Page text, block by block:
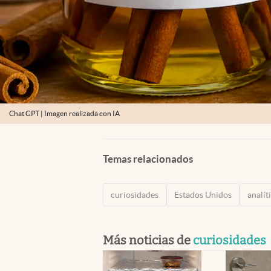
Chat GPT | Imagen realizada con IA
Temas relacionados
curiosidades Estados Unidos
Más noticias de curiosidades